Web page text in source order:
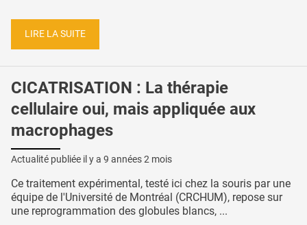
LIRE LA SUITE
CICATRISATION : La thérapie
cellulaire oui, mais appliquée aux
macrophages
Actualité publiée il y a 9 années 2 mois
Ce traitement expérimental, testé ici chez la souris par une
équipe de l'Université de Montréal (CRCHUM), repose sur
une reprogrammation des globules blancs, ...